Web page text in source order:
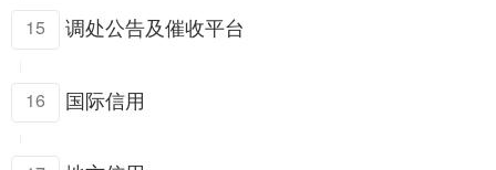
15 调处公告及催收平台
16 国际信用